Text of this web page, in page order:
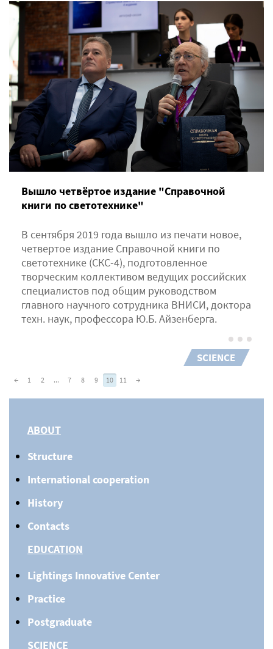
Вышло четвёртое издание "Справочной
книги по светотехнике"
В сентября 2019 года вышло из печати новое,
четвертое издание Справочной книги по
светотехнике (СКС-4), подготовленное
творческим коллективом ведущих российских
специалистов под общим руководством
главного научного сотрудника ВНИСИ, доктора
техн. наук, профессора Ю.Б. Айзенберга.
SCIENCE
← 1 2 ... 7 8 9 10 11 →
ABOUT
Structure
International cooperation
History
Contacts
EDUCATION
Lightings Innovative Center
Practice
Postgraduate
SCIENCE